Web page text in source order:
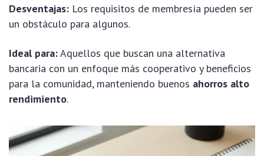
Desventajas: Los requisitos de membresía pueden ser
un obstáculo para algunos.
Ideal para:Aquellos que buscan una alternativa
bancaria con un enfoque más cooperativo y beneficios
para la comunidad, manteniendo buenos ahorros alto
rendimiento.